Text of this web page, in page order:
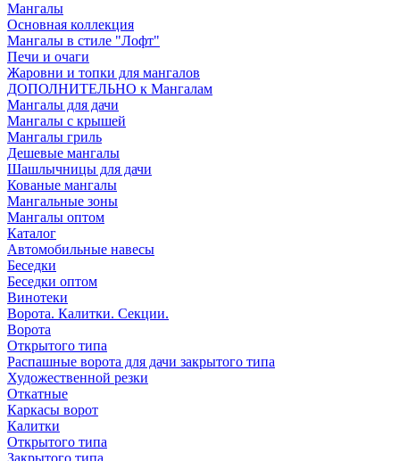
Мангалы
Основная коллекция
Мангалы в стиле "Лофт"
Печи и очаги
Жаровни и топки для мангалов
ДОПОЛНИТЕЛЬНО к Мангалам
Мангалы для дачи
Мангалы с крышей
Мангалы гриль
Дешевые мангалы
Шашлычницы для дачи
Кованые мангалы
Мангальные зоны
Мангалы оптом
Каталог
Автомобильные навесы
Беседки
Беседки оптом
Винотеки
Ворота. Калитки. Секции.
Ворота
Открытого типа
Распашные ворота для дачи закрытого типа
Художественной резки
Откатные
Каркасы ворот
Калитки
Открытого типа
Закрытого типа